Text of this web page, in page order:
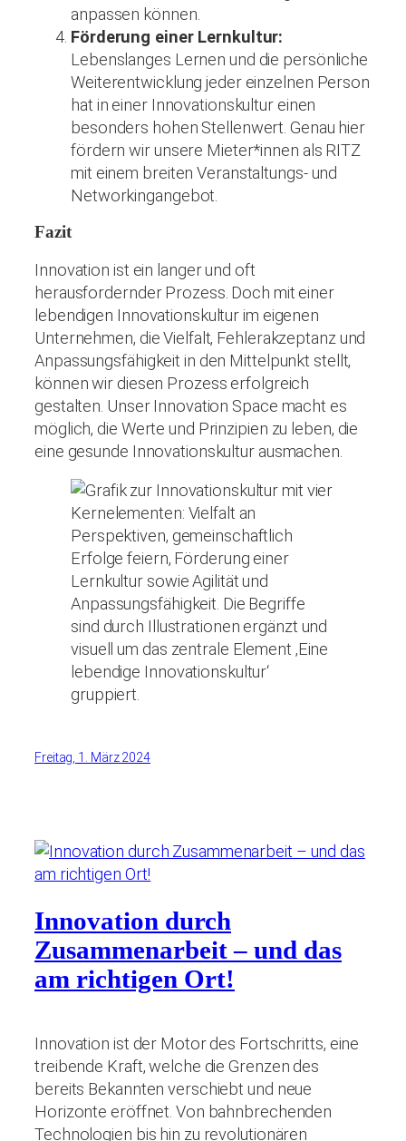
anpassen können.
Förderung einer Lernkultur:
Lebenslanges Lernen und die persönliche
Weiterentwicklung jeder einzelnen Person
hat in einer Innovationskultur einen
besonders hohen Stellenwert. Genau hier
fördern wir unsere Mieter*innen als RITZ
mit einem breiten Veranstaltungs- und
Networkingangebot.
Fazit
Innovation ist ein langer und oft
herausfordernder Prozess. Doch mit einer
lebendigen Innovationskultur im eigenen
Unternehmen, die Vielfalt, Fehlerakzeptanz und
Anpassungsfähigkeit in den Mittelpunkt stellt,
können wir diesen Prozess erfolgreich
gestalten. Unser Innovation Space macht es
möglich, die Werte und Prinzipien zu leben, die
eine gesunde Innovationskultur ausmachen.
Freitag, 1. März 2024
Innovation durch
Zusammenarbeit – und das
am richtigen Ort!
Innovation ist der Motor des Fortschritts, eine
treibende Kraft, welche die Grenzen des
bereits Bekannten verschiebt und neue
Horizonte eröffnet. Von bahnbrechenden
Technologien bis hin zu revolutionären